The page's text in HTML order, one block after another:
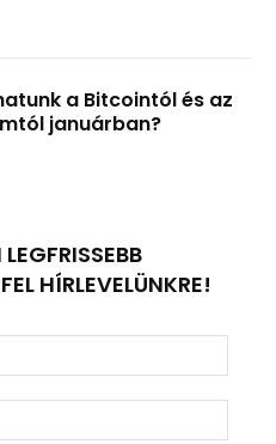
a Bitcointól és az
januárban?
HÍRLEVELÜNKRE!